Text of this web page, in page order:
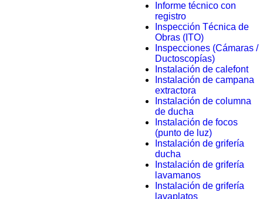
Informe técnico con
registro
Inspección Técnica de
Obras (ITO)
Inspecciones (Cámaras /
Ductoscopías)
Instalación de calefont
Instalación de campana
extractora
Instalación de columna
de ducha
Instalación de focos
(punto de luz)
Instalación de grifería
ducha
Instalación de grifería
lavamanos
Instalación de grifería
lavaplatos